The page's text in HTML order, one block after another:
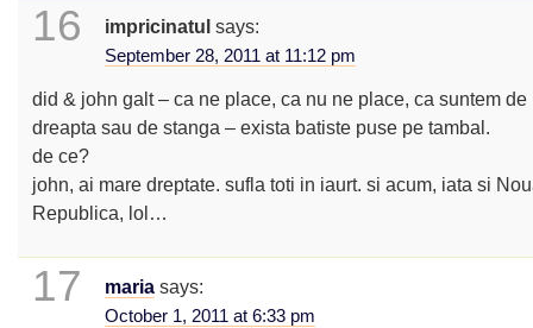
16 impricinatul says:
September 28, 2011 at 11:12 pm
did & john galt – ca ne place, ca nu ne place, ca suntem de
dreapta sau de stanga – exista batiste puse pe tambal.
de ce?
john, ai mare dreptate. sufla toti in iaurt. si acum, iata si
Republica, lol…
17 maria says:
October 1, 2011 at 6:33 pm